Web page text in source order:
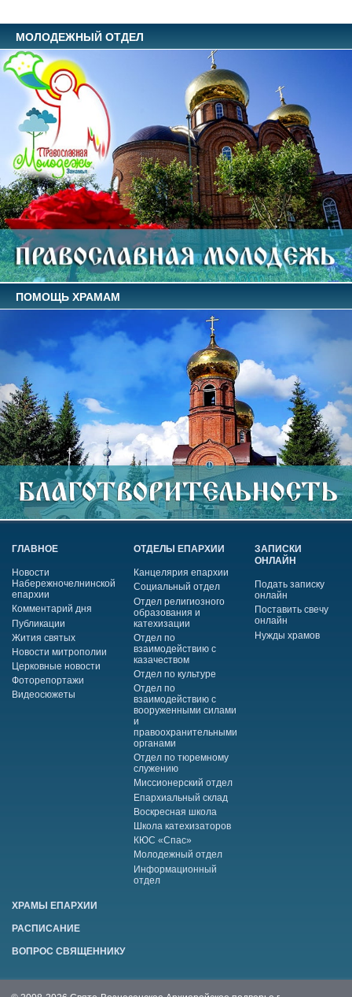
МОЛОДЕЖНЫЙ ОТДЕЛ
ПОМОЩЬ ХРАМАМ
ГЛАВНОЕ
Новости
Набережночелнинской
епархии
Комментарий дня
Публикации
Жития святых
Новости митрополии
Церковные новости
Фоторепортажи
Видеосюжеты
ОТДЕЛЫ ЕПАРХИИ
Канцелярия епархии
Социальный отдел
Отдел религиозного
образования и
катехизации
Отдел по
взаимодействию с
казачеством
Отдел по культуре
Отдел по
взаимодействию с
вооруженными силами
и
правоохранительными
органами
Отдел по тюремному
служению
Миссионерский отдел
Епархиальный склад
Воскресная школа
Школа катехизаторов
КЮС «Спас»
Молодежный отдел
Информационный
отдел
ЗАПИСКИ
ОНЛАЙН
Подать записку
онлайн
Поставить свечу
онлайн
Нужды храмов
ХРАМЫ ЕПАРХИИ
РАСПИСАНИЕ
ВОПРОС СВЯЩЕННИКУ